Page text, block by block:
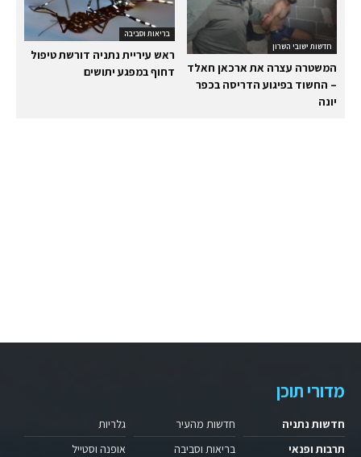
בריאות וסביבה
ראש עיריית נתניה דורשת טיפול
דחוף במפגע יתושים
חדשות ישובי השרון
המשטרה עצרה את ארכאן חאלד
– החשוד בפיגוע הדריסה בכפר
יונה
מדורי תוכן
חדשות נתניה
תרבות ופנאי
חדשות מהעיר
בריאות וסביבה
גלריות
אופנה וסטייל